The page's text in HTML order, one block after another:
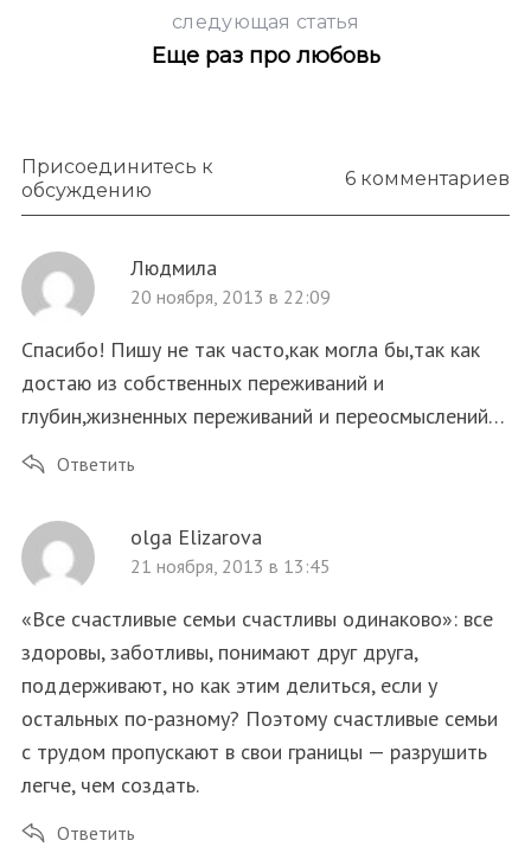
следующая статья
Еще раз про любовь
Присоединитесь к
обсуждению
6 комментариев
Людмила
20 ноября, 2013 в 22:09
Спасибо! Пишу не так часто,как могла бы,так как
достаю из собственных переживаний и
глубин,жизненных переживаний и переосмыслений…
Ответить
olga Elizarova
21 ноября, 2013 в 13:45
«Все счастливые семьи счастливы одинаково»: все
здоровы, заботливы, понимают друг друга,
поддерживают, но как этим делиться, если у
остальных по-разному? Поэтому счастливые семьи
с трудом пропускают в свои границы — разрушить
легче, чем создать.
Ответить
S
a
c
r
:
По авторам